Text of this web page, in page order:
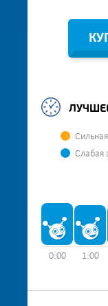
Слабая
0:00 1:00